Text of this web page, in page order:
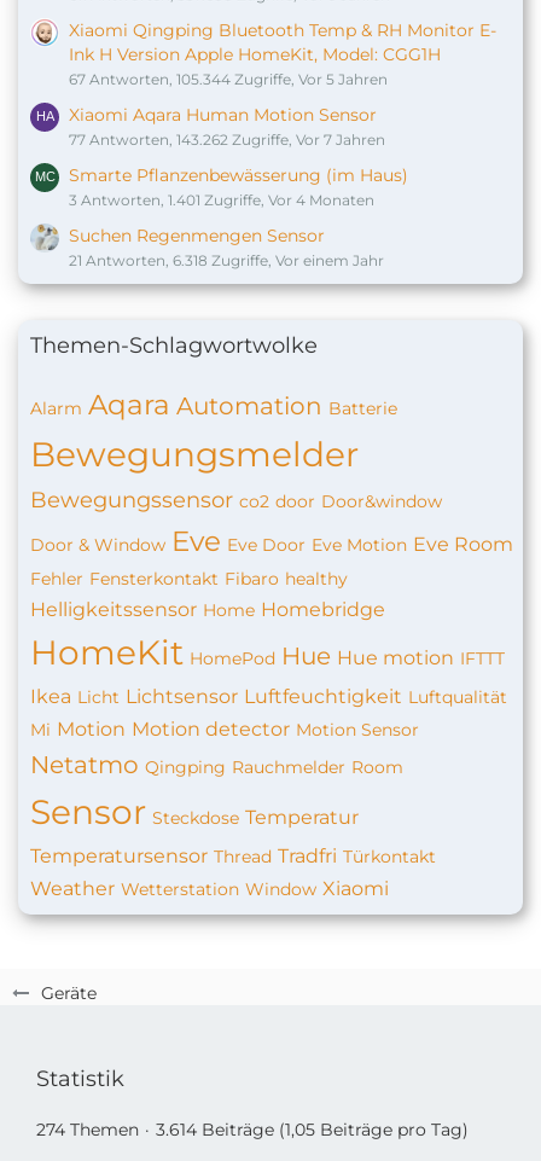
Geräte
Xiaomi Qingping Bluetooth Temp & RH Monitor E-
Ink H Version Apple HomeKit, Model: CGG1H
67 Antworten, 105.344 Zugriffe, Vor 5 Jahren
Xiaomi Aqara Human Motion Sensor
77 Antworten, 143.262 Zugriffe, Vor 7 Jahren
Smarte Pflanzenbewässerung (im Haus)
3 Antworten, 1.401 Zugriffe, Vor 4 Monaten
Suchen Regenmengen Sensor
21 Antworten, 6.318 Zugriffe, Vor einem Jahr
Themen-Schlagwortwolke
Alarm Aqara Automation Batterie
Bewegungsmelder
Bewegungssensor co2 door Door&window
Door & Window Eve Eve Door Eve Motion Eve Room
Fehler Fensterkontakt Fibaro healthy
Helligkeitssensor Home Homebridge
HomeKit HomePod Hue Hue motion IFTTT
Ikea Licht Lichtsensor Luftfeuchtigkeit Luftqualität
Mi Motion Motion detector Motion Sensor
Netatmo Qingping Rauchmelder Room
Sensor Steckdose Temperatur
Temperatursensor Thread Tradfri Türkontakt
Weather Wetterstation Window Xiaomi
Statistik
274 Themen 3.614 Beiträge (1,05 Beiträge pro Tag)